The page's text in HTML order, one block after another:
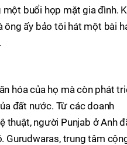
buổi họp mặt gia đình.
ông ấy bảo tôi hát một bài
hóa của họ mà còn phát
đất nước. Từ các doanh
thuật, người Punjab ở Anh
Gurudwaras, trung tâm